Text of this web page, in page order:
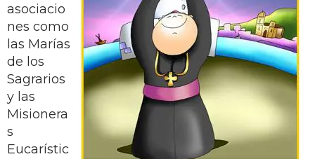
asociacio
nes como
las Marías
de los
Sagrarios
y las
Misionera
s
Eucarístic